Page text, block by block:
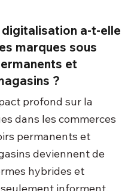
digitalisation a-t-elle
marques sous
et
?
profond sur la
dans les commerces
permanents et
deviennent de
hybrides et